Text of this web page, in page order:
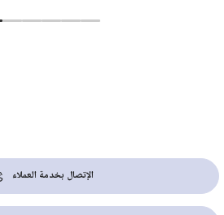
الإتصال بخدمة العملاء